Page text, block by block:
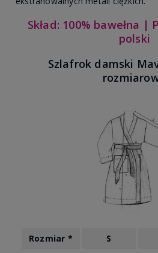
Skład: 100% bawełna |
polski
Szlafrok damski
Rozmiar * S